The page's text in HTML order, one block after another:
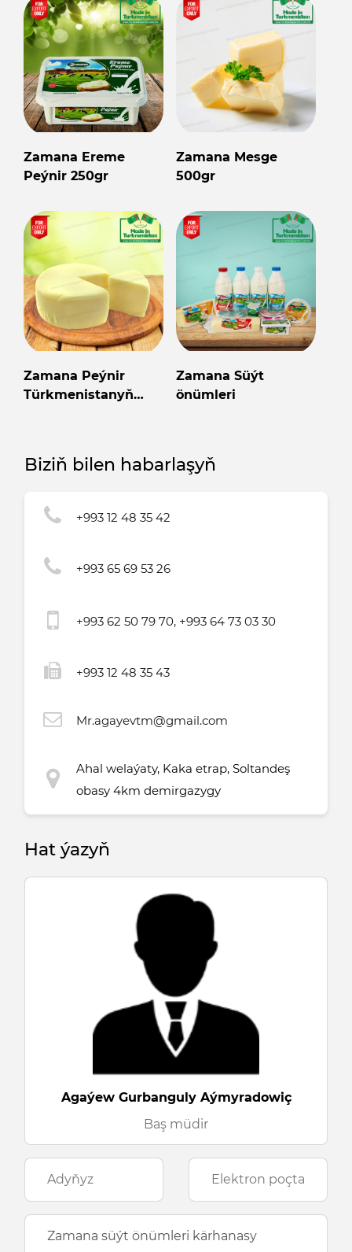
Zamana Ereme
Peýnir 250gr
Zamana Mesge
500gr
Zamana Peýnir
Türkmenistanyň
Zamana Süýt
önümleri
Biziň bilen habarlaşyň
+993 12 48 35 42
+993 65 69 53 26
+993 62 50 79 70, +993 64 73 03 30
+993 12 48 35 43
Mr.agayevtm@gmail.com
Ahal welaýaty, Kaka etrap, Soltandeş
obasy 4km demirgazygy
Hat ýazyň
Agaýew Gurbanguly Aýmyradowiç
Baş müdir